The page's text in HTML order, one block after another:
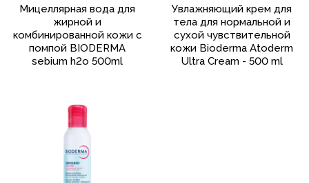
Мицеллярная вода для
жирной и
комбинированной кожи с
помпой BIODERMA
sebium h2o 500ml
Увлажняющий крем для
тела для нормальной и
сухой чувствительной
кожи Bioderma Atoderm
Ultra Cream - 500 ml